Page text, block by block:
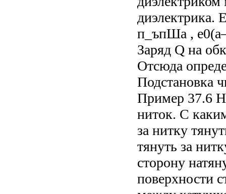
диэлектрика.
п_ъпШа ,
Заряд Q на
Отсюда
Подстановка
Пример 37.6
ниток. С
за нитку
тянуть за
сторону
поверхности